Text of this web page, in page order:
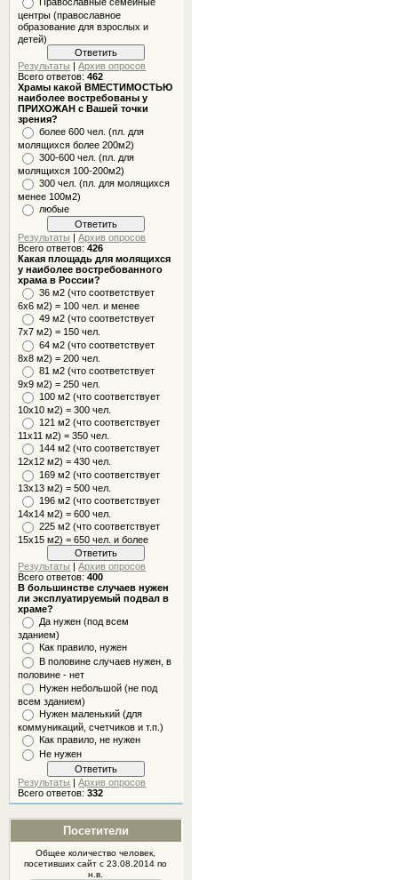
центры (православное
образование для взрослых и
детей)
Результаты |Архив опросов
Всего ответов:462
Храмы какой ВМЕСТИМОСТЬЮ
наиболее востребованы у
ПРИХОЖАН с Вашей точки
зрения?
более 600 чел. (пл. для
молящихся более 200м2)
300-600 чел. (пл. для
молящихся 100-200м2)
300 чел. (пл. для молящихся
менее 100м2)
любые
Результаты |Архив опросов
Всего ответов:426
Какая площадь для молящихся
у наиболее востребованного
храма в России?
36 м2 (что соответствует
6x6 м2) = 100 чел. и менее
49 м2 (что соответствует
7x7 м2) = 150 чел.
64 м2 (что соответствует
8x8 м2) = 200 чел.
81 м2 (что соответствует
9х9 м2) = 250 чел.
100 м2 (что соответствует
10x10 м2) = 300 чел.
121 м2 (что соответствует
11х11 м2) = 350 чел.
144 м2 (что соответствует
12х12 м2) = 430 чел.
169 м2 (что соответствует
13х13 м2) = 500 чел.
196 м2 (что соответствует
14х14 м2) = 600 чел.
225 м2 (что соответствует
15х15 м2) = 650 чел. и более
Результаты |Архив опросов
Всего ответов:400
В большинстве случаев нужен
ли эксплуатируемый подвал в
храме?
Да нужен (под всем
зданием)
Как правило, нужен
В половине случаев нужен, в
половине - нет
Нужен небольшой (не под
всем зданием)
Нужен маленький (для
коммуникаций, счетчиков и т.п.)
Как правило, не нужен
Не нужен
Результаты |Архив опросов
Всего ответов:332
Посетители
Общее количество человек,
посетившихсайтс 23.08.2014 по
н.в.